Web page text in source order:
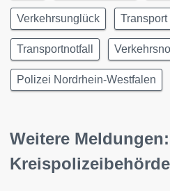
Verkehrsunglück Transport
Transportnotfall
Polizei Nordrhein-Westfalen
Weitere Meldungen: